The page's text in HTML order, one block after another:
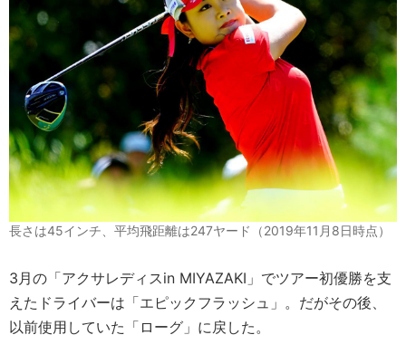
長さは45インチ、平均飛距離は247ヤード（2019年11月8日時点）
3月の「アクサレディスin MIYAZAKI」でツアー初優勝を支
えたドライバーは「エピックフラッシュ」。だがその後、
以前使用していた「ローグ」に戻した。